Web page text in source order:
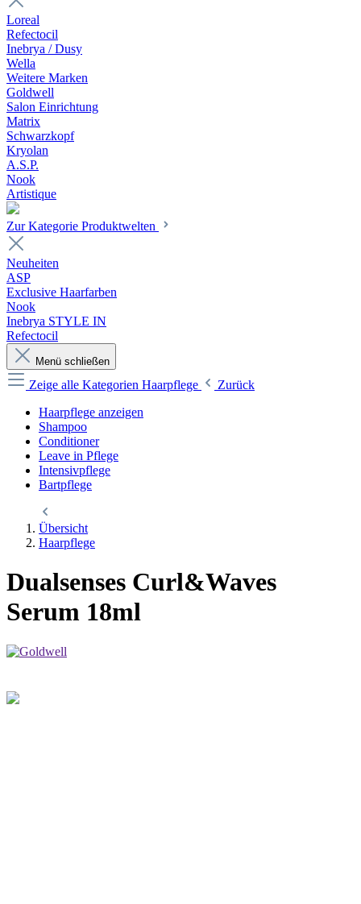
Loreal
Refectocil
Inebrya / Dusy
Wella
Weitere Marken
Goldwell
Salon Einrichtung
Matrix
Schwarzkopf
Kryolan
A.S.P.
Nook
Artistique
Zur Kategorie Produktwelten
Neuheiten
ASP
Exclusive Haarfarben
Nook
Inebrya STYLE IN
Refectocil
Menü schließen
Zeige alle Kategorien Haarpflege
Zurück
Haarpflege anzeigen
Shampoo
Conditioner
Leave in Pflege
Intensivpflege
Bartpflege
Übersicht
Haarpflege
Dualsenses Curl&Waves
Serum 18ml